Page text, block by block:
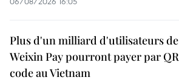
Plus d'un milliard d'utilisateurs de
Weixin Pay pourront payer par QR
code au Vietnam